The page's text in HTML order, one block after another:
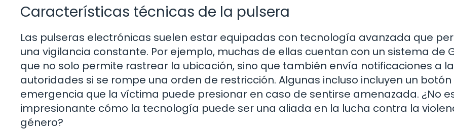
Características técnicas de la pulsera
Las pulseras electrónicas suelen estar equipadas con tecnología avanzada que
una vigilancia constante. Por ejemplo, muchas de ellas cuentan con un sistema de
que no solo permite rastrear la ubicación, sino que también envía notificaciones a
autoridades si se rompe una orden de restricción. Algunas incluso incluyen un
emergencia que la víctima puede presionar en caso de sentirse amenazada. ¿No
impresionante cómo la tecnología puede ser una aliada en la lucha contra la
género?